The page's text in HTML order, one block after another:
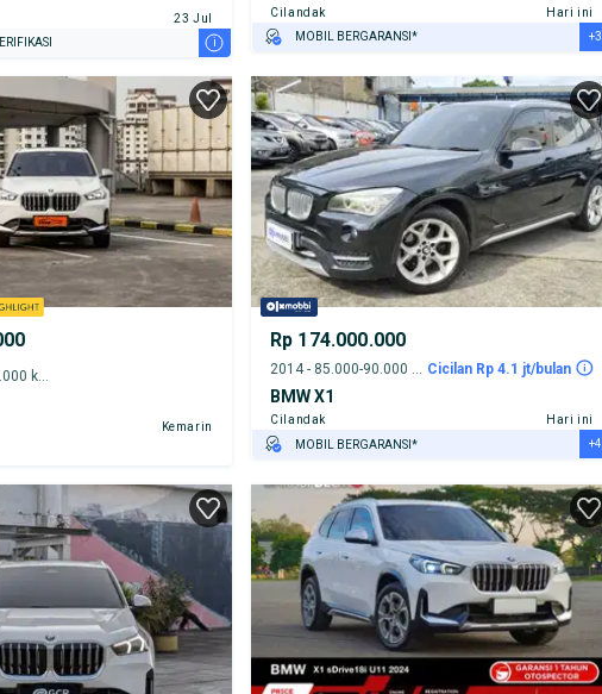
23 Jul
i
Cilandak
Hari ini
MOBIL BERGARANSI*
TEST DRIVE DARI RUMAH
GRATIS BIAYA JASA PERAWATAN*
+3
Kemarin
Rp 174.000.000
Cicilan Rp 4.1 jt/bulan
BMW X1
Cilandak
Hari ini
MOBIL BERGARANSI*
TEST DRIVE DARI RUMAH
GRATIS BIAYA JASA PERAWATAN*
PENJUAL TERVERIFIKASI
+4